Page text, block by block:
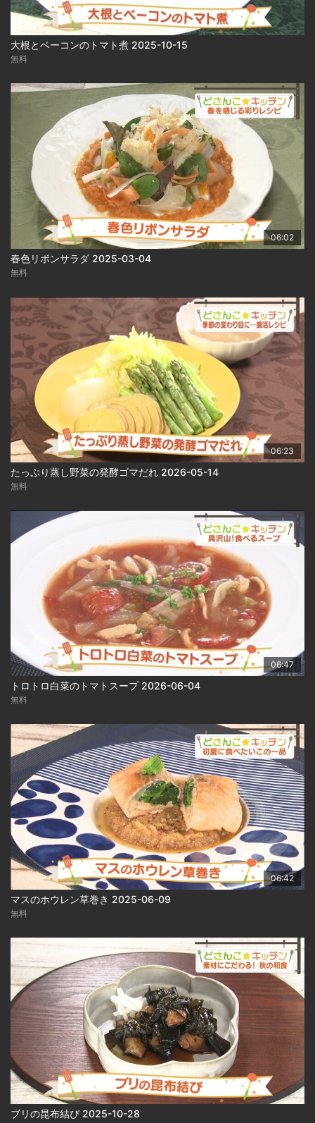
大根とベーコンのトマト煮 2025-10-15
無料
06:02
春色リボンサラダ 2025-03-04
無料
06:23
たっぷり蒸し野菜の発酵ゴマだれ 2026-05-14
無料
06:47
トロトロ白菜のトマトスープ 2026-06-04
無料
06:42
マスのホウレン草巻き 2025-06-09
無料
ブリの昆布結び 2025-10-28